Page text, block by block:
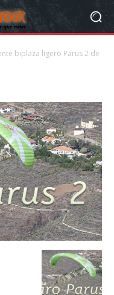
biplaza ligero Parus 2 de